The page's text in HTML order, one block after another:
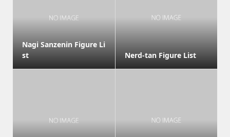
Nagi Sanzenin Figure Li
st
Nerd-tan Figure List